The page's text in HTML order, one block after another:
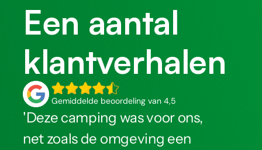
Een aantal
klantverhalen
Gemiddelde beoordeling van 4,5
'Deze camping was voor ons,
net zoals de omgeving een